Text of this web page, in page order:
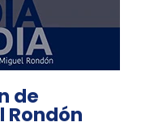
de
Rondón